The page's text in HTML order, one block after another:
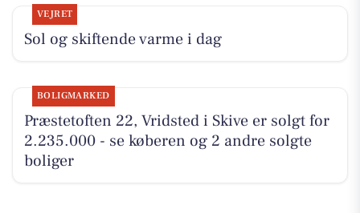
VEJRET
Sol og skiftende varme i dag
BOLIGMARKED
Præstetoften 22, Vridsted i Skive er solgt for
2.235.000 - se køberen og 2 andre solgte
boliger